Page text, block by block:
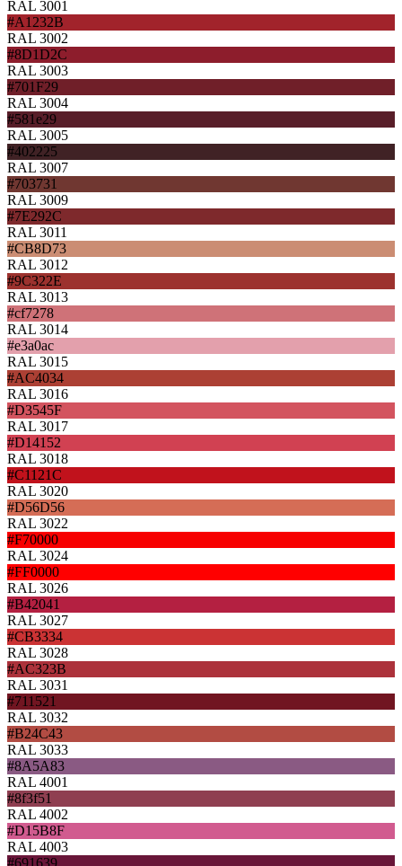
RAL 3001
#A1232B
RAL 3002
#8D1D2C
RAL 3003
#701F29
RAL 3004
#581e29
RAL 3005
#402225
RAL 3007
#703731
RAL 3009
#7E292C
RAL 3011
#CB8D73
RAL 3012
#9C322E
RAL 3013
#cf7278
RAL 3014
#e3a0ac
RAL 3015
#AC4034
RAL 3016
#D3545F
RAL 3017
#D14152
RAL 3018
#C1121C
RAL 3020
#D56D56
RAL 3022
#F70000
RAL 3024
#FF0000
RAL 3026
#B42041
RAL 3027
#CB3334
RAL 3028
#AC323B
RAL 3031
#711521
RAL 3032
#B24C43
RAL 3033
#8A5A83
RAL 4001
#8f3f51
RAL 4002
#D15B8F
RAL 4003
#691639